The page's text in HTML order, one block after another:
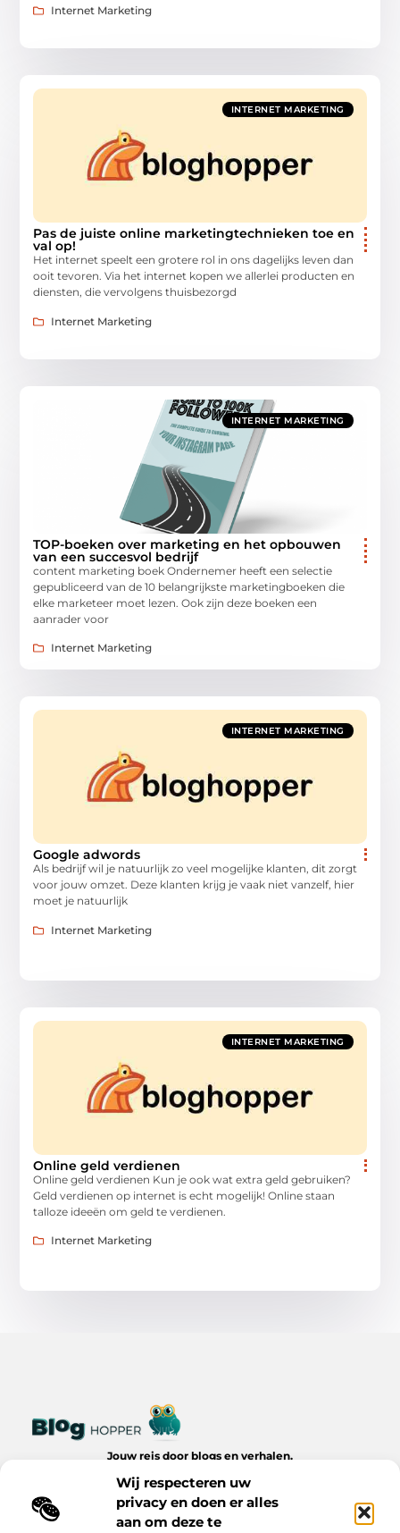
Wij respecteren uw
privacy en doen er alles
aan om deze te
Internet Marketing
INTERNET MARKETING
Pas de juiste online marketingtechnieken toe en
val op!
Het internet speelt een grotere rol in ons dagelijks leven dan
ooit tevoren. Via het internet kopen we allerlei producten en
diensten, die vervolgens thuisbezorgd
Internet Marketing
INTERNET MARKETING
TOP-boeken over marketing en het opbouwen
van een succesvol bedrijf
content marketing boek Ondernemer heeft een selectie
gepubliceerd van de 10 belangrijkste marketingboeken die
elke marketeer moet lezen. Ook zijn deze boeken een
aanrader voor
Internet Marketing
INTERNET MARKETING
Google adwords
Als bedrijf wil je natuurlijk zo veel mogelijke klanten, dit zorgt
voor jouw omzet. Deze klanten krijg je vaak niet vanzelf, hier
moet je natuurlijk
Internet Marketing
INTERNET MARKETING
Online geld verdienen
Online geld verdienen Kun je ook wat extra geld gebruiken?
Geld verdienen op internet is echt mogelijk! Online staan
talloze ideeën om geld te verdienen.
Internet Marketing
Jouw reis door blogs en verhalen.
dagelijks leven op Bloghopper.nl.
Bericht categorie